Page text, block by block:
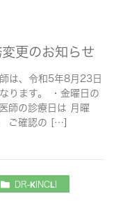
更のお知らせ
は、令和5年8月23日
ります。 ・金曜日の
師の診療日は 月曜
ご確認の […]
DR-KINCLI